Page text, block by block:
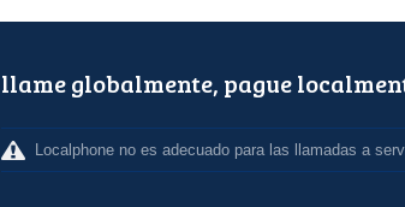
llame globalmente, pague
Localphone no es adecuado para las llamadas a